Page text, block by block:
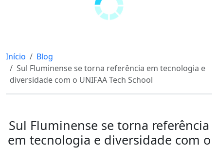
Início
Blog
Sul Fluminense se torna referência em tecnologia e
diversidade com o UNIFAA Tech School
Sul Fluminense se torna referência
em tecnologia e diversidade com o